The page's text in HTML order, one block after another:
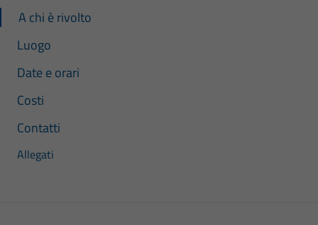
A chi è rivolto
Luogo
Date e orari
Costi
Contatti
Allegati